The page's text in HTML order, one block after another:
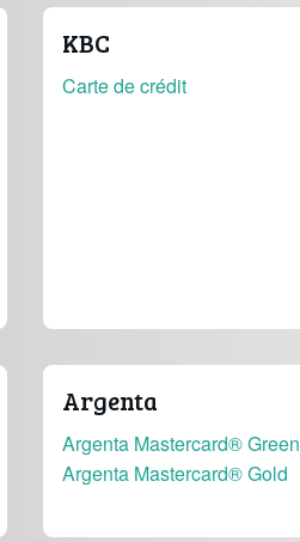
KBC
Carte de crédit
Argenta
Argenta Mastercard® Green
Argenta Mastercard® Gold